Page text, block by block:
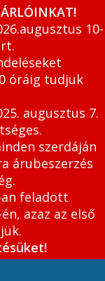
10-
óráig tudjuk
augusztus 7.
szerdáján
árubeszerzés
feladott
azaz az első